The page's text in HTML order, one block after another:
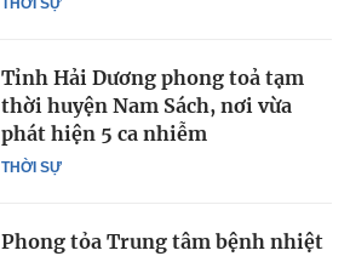
THỜI SỰ
THỜI SỰ
Tỉnh Hải Dương phong toả tạm
thời huyện Nam Sách, nơi vừa
phát hiện 5 ca nhiễm
Phong tỏa Trung tâm bệnh nhiệt